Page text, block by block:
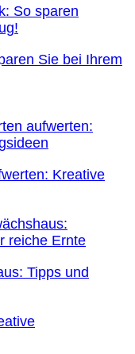
Sie bei Ihrem
Kreative
Tipps und